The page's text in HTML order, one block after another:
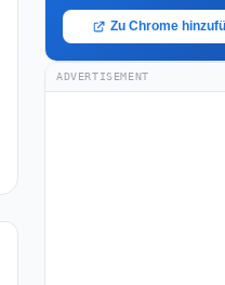
Zu Chrome
ADVERTISEMENT